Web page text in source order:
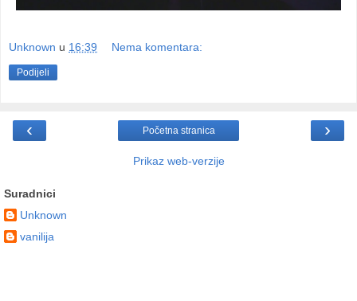
Unknown u 16:39 Nema komentara:
Podijeli
‹ ›
Početna stranica
Prikaz web-verzije
Suradnici
Unknown
vanilija